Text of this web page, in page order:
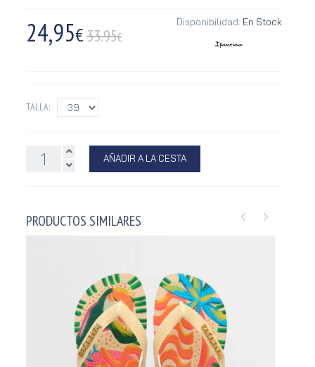
24,95€33.95€
Disponibilidad: En Stock
TALLA:
AÑADIR A LA CESTA
PRODUCTOS SIMILARES